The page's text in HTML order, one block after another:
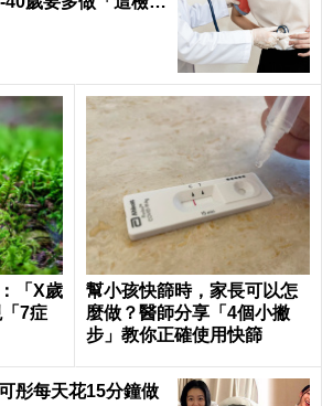
「X歲
7症
幫小孩快篩時，家長可以怎
麼做？醫師分享「4個小撇
步」教你正確使用快篩
彤每天花15分鐘做